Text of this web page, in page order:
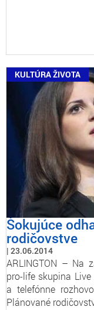
KULTÚRA ŽIVOTA
Šokujúce
rodičovstve
23.06.2014
ARLINGTON – Na
pro-life skupina
a telefónne
Plánované